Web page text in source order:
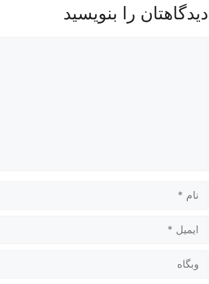
دیدگاهتان را بنویسید
ایمیل
وبگاه